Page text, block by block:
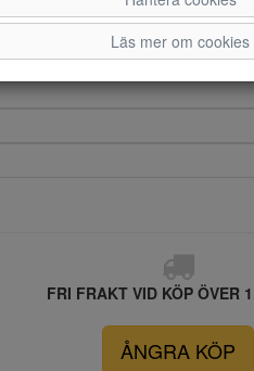
FRI FRAKT VID KÖP ÖVER
ÅNGRA KÖP
Läs mer om cookies